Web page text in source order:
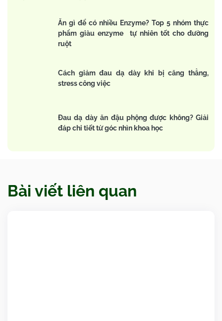
Ăn gì để có nhiều Enzyme? Top 5 nhóm thực
phẩm giàu enzyme tự nhiên tốt cho đường
ruột
Cách giảm đau dạ dày khi bị căng thẳng,
stress công việc
Đau dạ dày ăn đậu phộng được không? Giải
đáp chi tiết từ góc nhìn khoa học
Bài viết liên quan